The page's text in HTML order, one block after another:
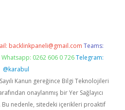
backlinkpaneli@gmail.com Teams:
Whatsapp: 0262 606 0 726 Telegram:
@karabul
Kanun gereğince Bilgi Teknolojileri
onaylanmış bir Yer Sağlayıcı
nedenle, sitedeki içerikleri proaktif